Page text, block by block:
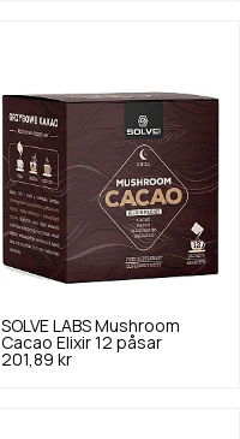
SOLVE LABS Mushroom
Cacao Elixir 12 påsar
201,89 kr